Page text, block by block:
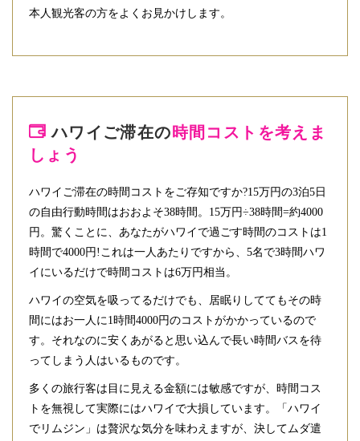
本人観光客の方をよくお見かけします。
ハワイご滞在の 時間コストを考えま
しょう
ハワイご滞在の時間コストをご存知ですか?15万円の3泊5日
の自由行動時間はおおよそ38時間。15万円÷38時間=約4000
円。驚くことに、あなたがハワイで過ごす時間のコストは1
時間で4000円!これは一人あたりですから、5名で3時間ハワ
イにいるだけで時間コストは6万円相当。
ハワイの空気を吸ってるだけでも、居眠りしててもその時
間にはお一人に1時間4000円のコストがかかっているので
す。それなのに安くあがると思い込んで長い時間バスを待
ってしまう人はいるものです。
多くの旅行客は目に見える金額には敏感ですが、時間コス
トを無視して実際にはハワイで大損しています。「ハワイ
でリムジン」は贅沢な気分を味わえますが、決してムダ遣